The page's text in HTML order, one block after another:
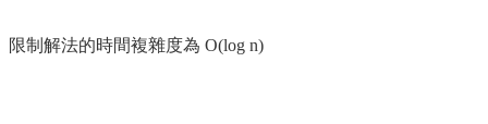
限制解法的時間複雜度為 O(log n)